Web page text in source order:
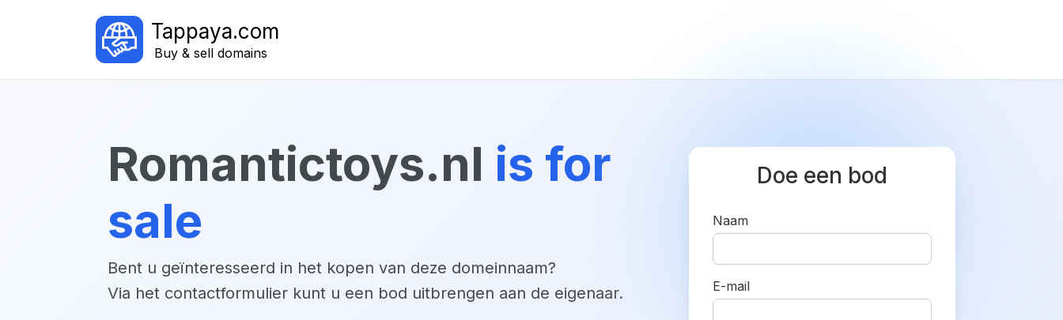
Tappaya.com
Buy & sell domains
romantictoys.nl is for
sale
Bent u geïnteresseerd in het kopen van deze domeinnaam?
Via het contactformulier kunt u een bod uitbrengen aan de eigenaar.
Doe een bod
Naam
E-mail